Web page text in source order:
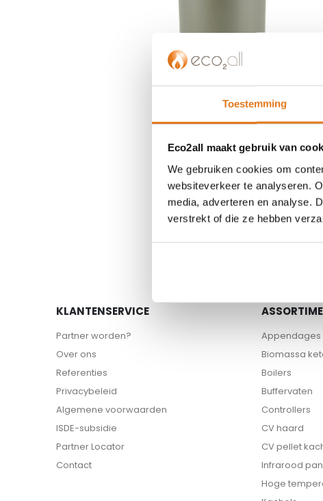
Toestemming
Eco2all maakt gebruik van
We gebruiken cookies om
websiteverkeer te analyseren.
media, adverteren en analyse.
verstrekt of die ze hebben
KLANTENSERVICE
Partner worden?
Over ons
Referenties
Privacybeleid
Algemene voorwaarden
ISDE-subsidie
Partner Locator
Contact
Appendages
Biomassa
Boilers
Buffervaten
Controllers
CV haard
CV pellet
Infrarood
Hoge